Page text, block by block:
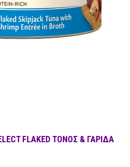
FLAKED ΤΌΝΟΣ & ΓΑΡΊΔΑ